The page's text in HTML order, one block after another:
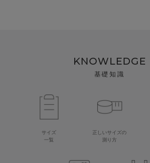
KNOWLEDGE
基礎知識
サイズ
一覧
正しいサイズの
測り方